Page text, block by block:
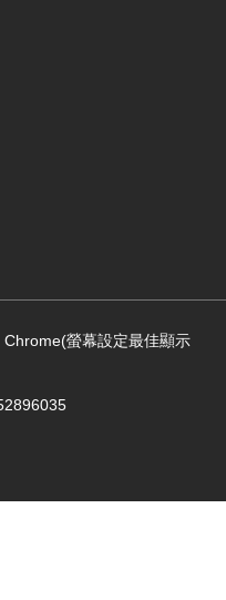
螢幕設定最佳顯示